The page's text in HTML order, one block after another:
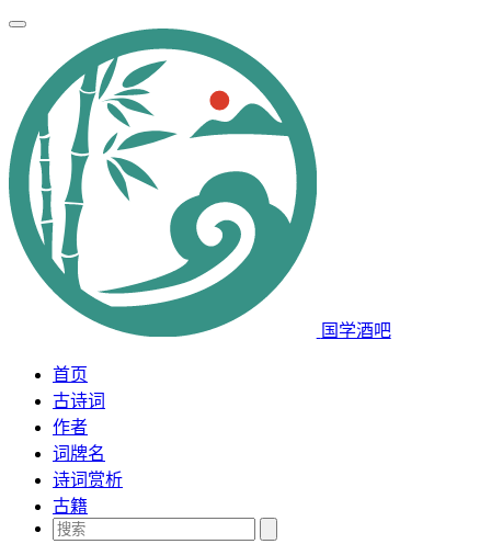
国学酒吧
首页
古诗词
作者
词牌名
诗词赏析
古籍